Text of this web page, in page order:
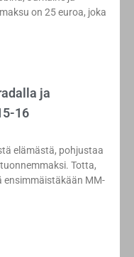
on 25 euroa, joka
ja
16
elämästä, pohjustaa
Totta,
ensimmäistäkään MM-